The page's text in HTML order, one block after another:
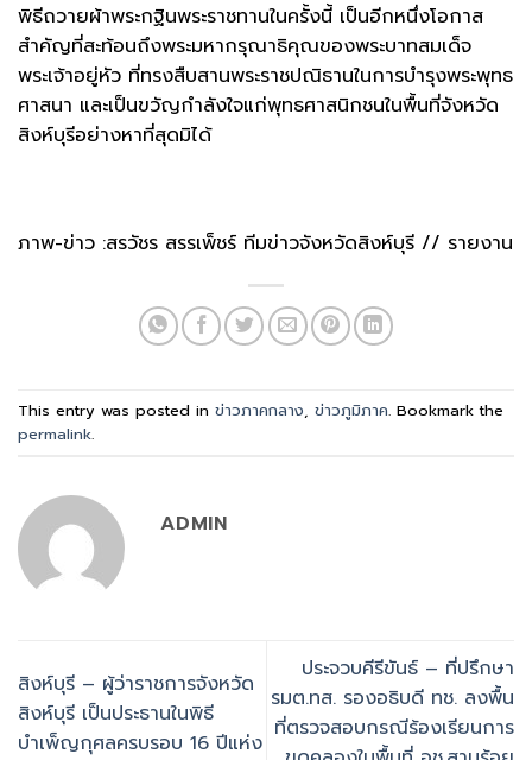
พิธีถวายผ้าพระกฐินพระราชทานในครั้งนี้ เป็นอีกหนึ่งโอกาส
สำคัญที่สะท้อนถึงพระมหากรุณาธิคุณของพระบาทสมเด็จ
พระเจ้าอยู่หัว ที่ทรงสืบสานพระราชปณิธานในการบำรุงพระพุทธ
ศาสนา และเป็นขวัญกำลังใจแก่พุทธศาสนิกชนในพื้นที่จังหวัด
สิงห์บุรีอย่างหาที่สุดมิได้
ภาพ-ข่าว :สรวัชร สรรเพ็ชร์ ทีมข่าวจังหวัดสิงห์บุรี // รายงาน
This entry was posted in ข่าวภาคกลาง, ข่าวภูมิภาค. Bookmark the
permalink.
ADMIN
สิงห์บุรี – ผู้ว่าราชการจังหวัด
สิงห์บุรี เป็นประธานในพิธี
บำเพ็ญกุศลครบรอบ 16 ปีแห่ง
ประจวบคีรีขันธ์ – ที่ปรึกษา
รมต.ทส. รองอธิบดี ทช. ลงพื้น
ที่ตรวจสอบกรณีร้องเรียนการ